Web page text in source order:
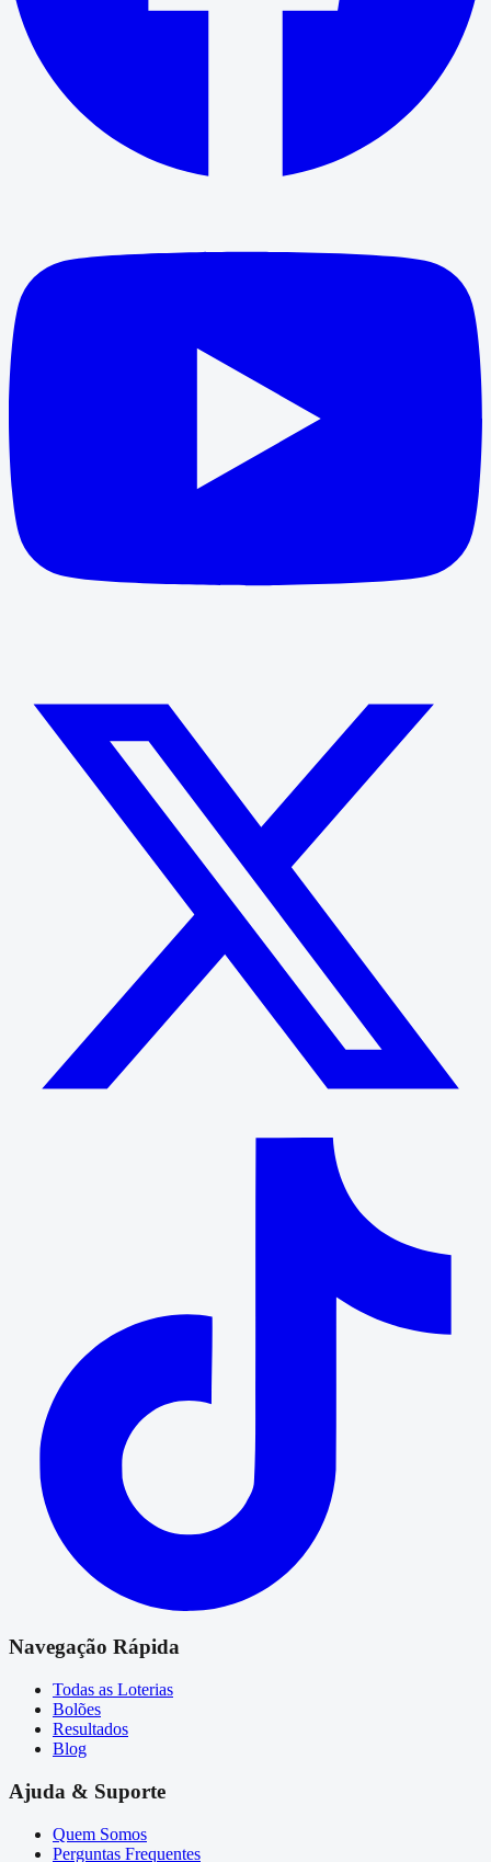
Navegação Rápida
Todas as Loterias
Bolões
Resultados
Blog
Ajuda & Suporte
Quem Somos
Perguntas Frequentes